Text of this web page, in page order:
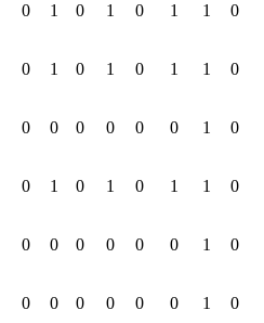
0 1 0 1 0 1 1 0
0 1 0 1 0 1 1 0
0 0 0 0 0 0 1 0
0 1 0 1 0 1 1 0
0 0 0 0 0 0 1 0
0 0 0 0 0 0 1 0